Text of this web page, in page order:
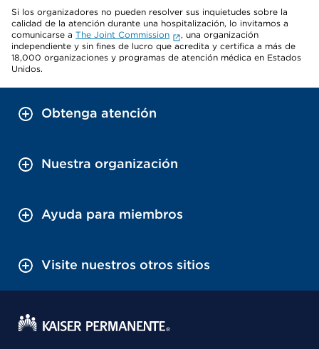
Si los organizadores no pueden resolver sus inquietudes sobre la
calidad de la atención durante una hospitalización, lo invitamos a
comunicarse a The Joint Commission
, una organización
independiente y sin fines de lucro que acredita y certifica a más de
18,000 organizaciones y programas de atención médica en Estados
Unidos.
Obtenga atención
Nuestra organización
Ayuda para miembros
Visite nuestros otros sitios